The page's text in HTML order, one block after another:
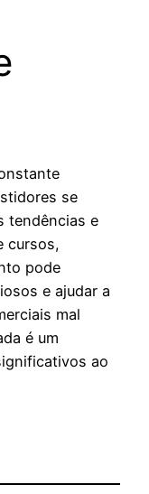
se
tendências e
cursos,
pode
e ajudar a
mal
é um
ao